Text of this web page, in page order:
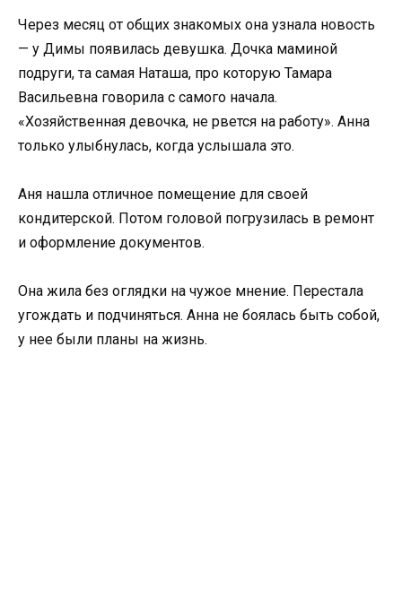
Через месяц от общих знакомых она узнала новость
— у Димы появилась девушка. Дочка маминой
подруги, та самая Наташа, про которую Тамара
Васильевна говорила с самого начала.
«Хозяйственная девочка, не рвется на работу». Анна
только улыбнулась, когда услышала это.
Аня нашла отличное помещение для своей
кондитерской. Потом головой погрузилась в ремонт
и оформление документов.
Она жила без оглядки на чужое мнение. Перестала
угождать и подчиняться. Анна не боялась быть собой,
у нее были планы на жизнь.